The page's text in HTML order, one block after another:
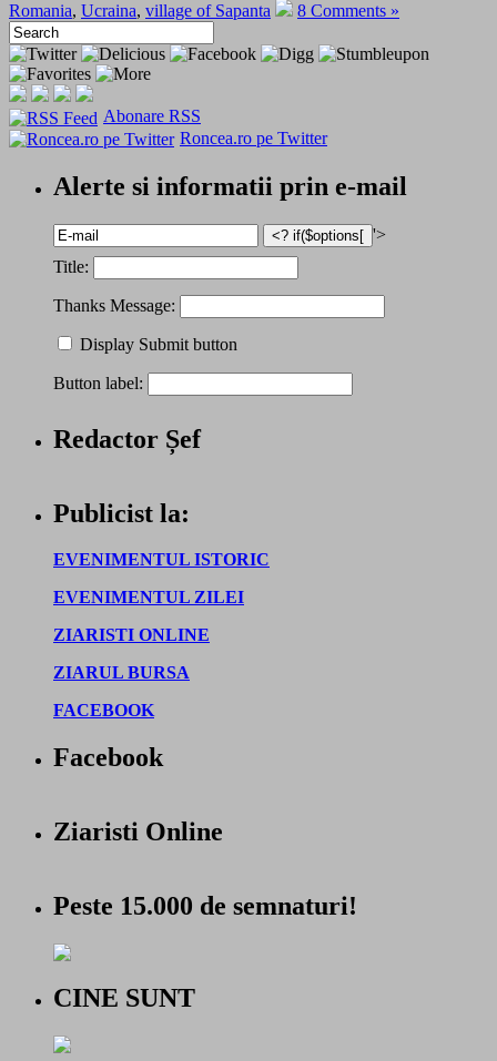
Romania, Ucraina, village of Sapanta 8 Comments »
Abonare RSS
Roncea.ro pe Twitter
Alerte si informatii prin e-mail
'>
Title:
Thanks Message:
Display Submit button
Button label:
Redactor Șef
Publicist la:
EVENIMENTUL ISTORIC
EVENIMENTUL ZILEI
ZIARISTI ONLINE
ZIARUL BURSA
FACEBOOK
Facebook
Ziaristi Online
Peste 15.000 de semnaturi!
CINE SUNT